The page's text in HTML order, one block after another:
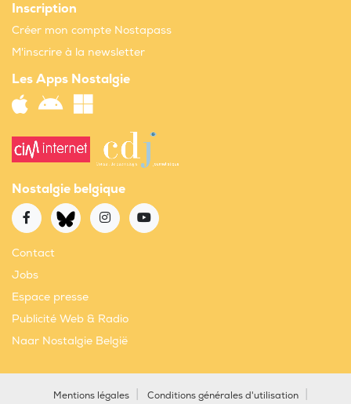
Inscription
Créer mon compte Nostapass
M'inscrire à la newsletter
Les Apps Nostalgie
Nostalgie belgique
Contact
Jobs
Espace presse
Publicité Web & Radio
Naar Nostalgie België
Mentions légales Conditions générales d'utilisation